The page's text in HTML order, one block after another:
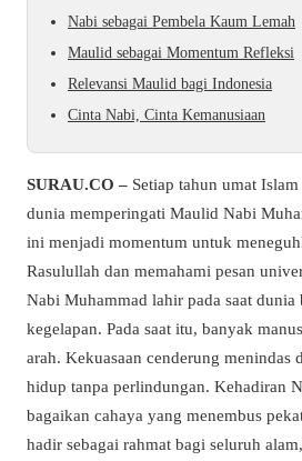
Nabi sebagai Pembela Kaum Lemah
Maulid sebagai Momentum Refleksi
Relevansi Maulid bagi Indonesia
Cinta Nabi, Cinta Kemanusiaan
SURAU.CO – Setiap tahun umat
dunia memperingati Maulid Nabi
ini menjadi momentum untuk
Rasulullah dan memahami pesan
Nabi Muhammad lahir pada saat dunia
kegelapan. Pada saat itu, banyak
arah. Kekuasaan cenderung menindas
hidup tanpa perlindungan. Kehadiran
bagaikan cahaya yang menembus
hadir sebagai rahmat bagi seluruh